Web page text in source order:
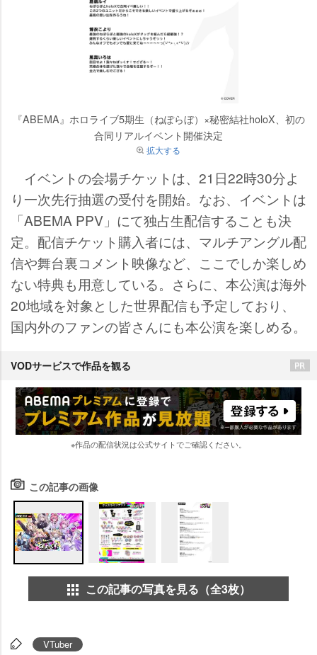
『ABEMA』ホロライブ5期生（ねぽらぼ）×秘密結社holoX、初の
合同リアルイベント開催決定
拡大する
イベントの会場チケットは、21日22時30分よ
り一次先行抽選の受付を開始。なお、イベントは
「ABEMA PPV」にて独占生配信することも決
定。配信チケット購入者には、マルチアングル配
信や舞台裏コメント映像など、ここでしか楽しめ
ない特典も用意している。さらに、本公演は海外
20地域を対象とした世界配信も予定しており、
国内外のファンの皆さんにも本公演を楽しめる。
VODサービスで作品を観る
※作品の配信状況は公式サイトでご確認ください。
この記事の画像
この記事の写真を見る（全3枚）
VTuber